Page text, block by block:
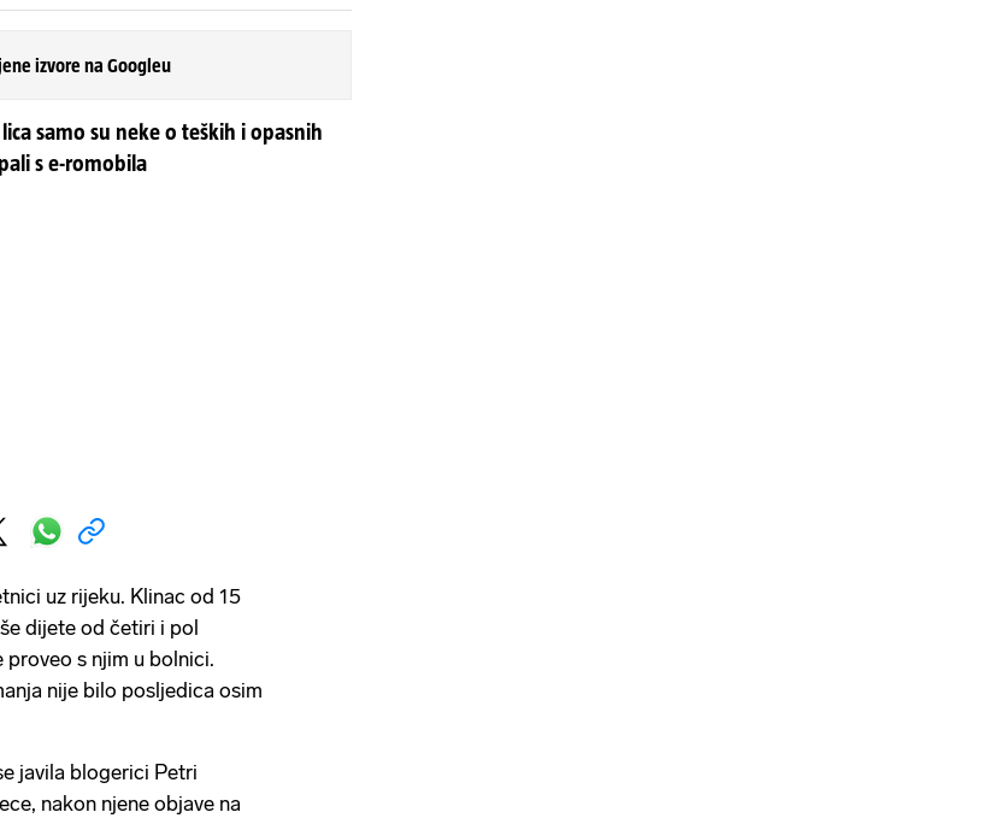
izvore na Googleu
samo su neke o teških i opasnih
s e-romobila
uz rijeku. Klinac od 15
dijete od četiri i pol
proveo s njim u bolnici.
nije bilo posljedica osim
javila blogerici Petri
nakon njene objave na